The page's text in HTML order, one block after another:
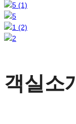
객실소